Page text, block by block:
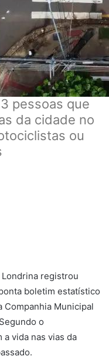
pessoas que
da cidade no
ou
registrou
boletim estatístico
Companhia Municipal
o
vida nas vias da